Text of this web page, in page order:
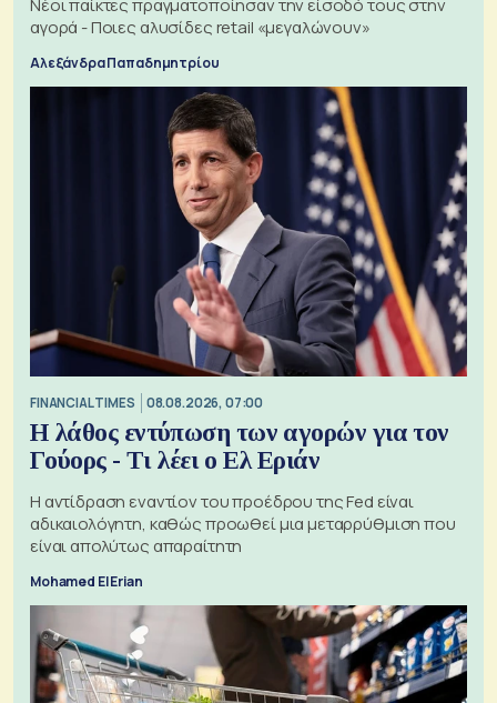
αγορά - Ποιες αλυσίδες retail «μεγαλώνουν»
Αλεξάνδρα Παπαδημητρίου
FINANCIAL TIMES 08.08.2026, 07:00
Η λάθος εντύπωση των αγορών για τον
Γούορς - Τι λέει ο Ελ Εριάν
Η αντίδραση εναντίον του προέδρου της Fed είναι
αδικαιολόγητη, καθώς προωθεί μια μεταρρύθμιση που
είναι απολύτως απαραίτητη
Mohamed El Erian